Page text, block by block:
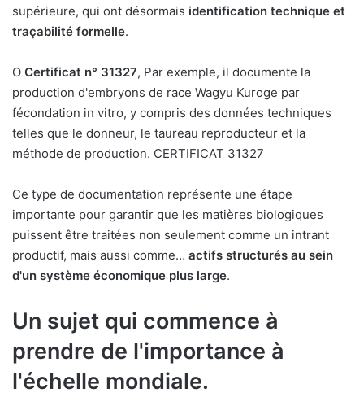
supérieure, qui ont désormais identification technique et
traçabilité formelle.
O Certificat n° 31327, Par exemple, il documente la
production d'embryons de race Wagyu Kuroge par
fécondation in vitro, y compris des données techniques
telles que le donneur, le taureau reproducteur et la
méthode de production. CERTIFICAT 31327
Ce type de documentation représente une étape
importante pour garantir que les matières biologiques
puissent être traitées non seulement comme un intrant
productif, mais aussi comme… actifs structurés au sein
d'un système économique plus large.
Un sujet qui commence à
prendre de l'importance à
l'échelle mondiale.